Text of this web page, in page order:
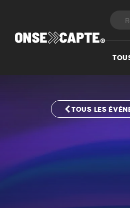
TOUS LES